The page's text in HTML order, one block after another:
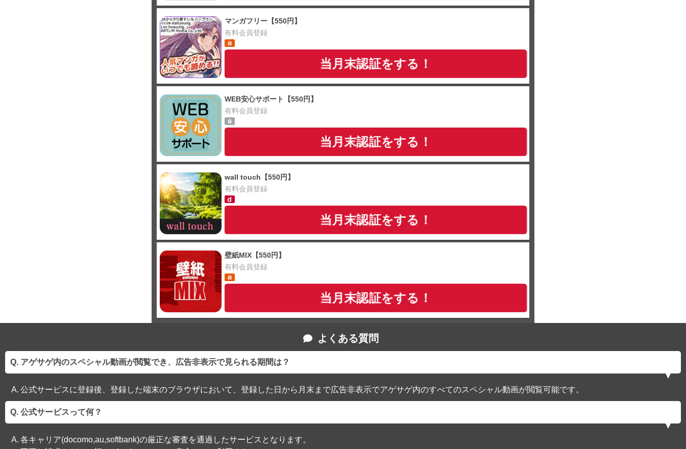
マンガフリー【550円】
有料会員登録
当月末認証をする！
WEB安心サポート【550円】
有料会員登録
当月末認証をする！
wall touch【550円】
有料会員登録
当月末認証をする！
壁紙MIX【550円】
有料会員登録
当月末認証をする！
よくある質問
アゲサゲ内のスペシャル動画が閲覧でき、広告非表示で見られる期間は？
公式サービスに登録後、登録した端末のブラウザにおいて、登録した日から月末まで広告非表示でアゲサゲ内のすべてのスペシャル動画が閲覧可能です。
公式サービスって何？
各キャリア(docomo,au,softbank)の厳正な審査を通過したサービスとなります。